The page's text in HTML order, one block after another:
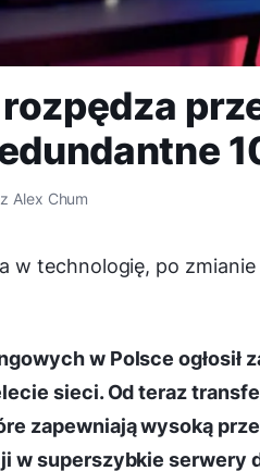
Alex Chum
w technologię, po
w Polsce
sieci. Od teraz
zapewniająwysoką
w superszybkie serwery